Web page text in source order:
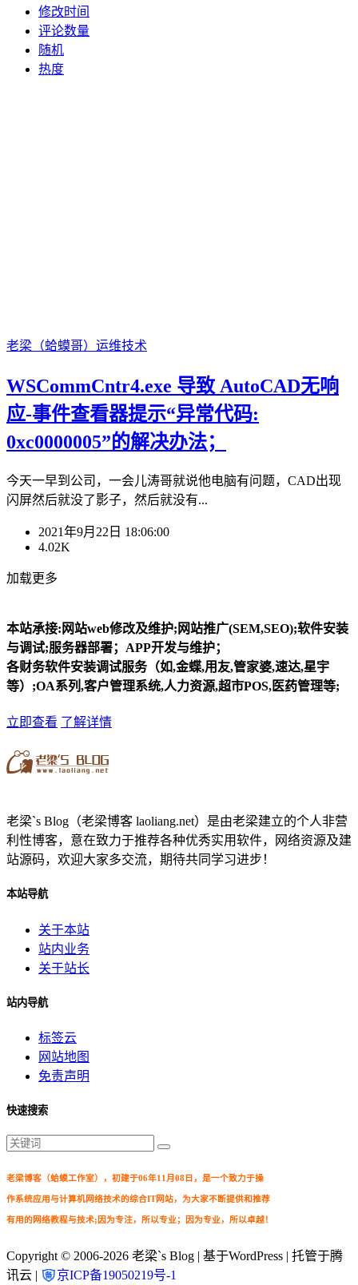
修改时间
评论数量
随机
热度
老梁（蛤蟆哥） 运维技术
WSCommCntr4.exe 导致 AutoCAD无响
应-事件查看器提示“异常代码:
0xc0000005”的解决办法；
今天一早到公司，一会儿涛哥就说他电脑有问题，CAD出现
闪屏然后就没了影子，然后就没有...
2021年9月22日 18:06:00
4.02K
加载更多
本站承接:网站web修改及维护;网站推广(SEM,SEO);软件安装
与调试;服务器部署；APP开发与维护；
各财务软件安装调试服务（如,金蝶,用友,管家婆,速达,星宇
等）;OA系列,客户管理系统,人力资源,超市POS,医药管理等;
立即查看 了解详情
老梁`s Blog（老梁博客 laoliang.net）是由老梁建立的个人非营
利性博客，意在致力于推荐各种优秀实用软件，网络资源及建
站源码，欢迎大家多交流，期待共同学习进步！
本站导航
关于本站
站内业务
关于站长
站内导航
标签云
网站地图
免责声明
快速搜索
老梁博客（蛤蟆工作室），初建于06年11月08日，是一个致力于操
作系统应用与计算机网络技术的综合IT网站，为大家不断提供和推荐
有用的网络教程与技术;因为专注，所以专业；因为专业，所以卓越！
Copyright © 2006-2026 老梁`s Blog | 基于WordPress | 托管于腾
讯云 |
京ICP备19050219号-1